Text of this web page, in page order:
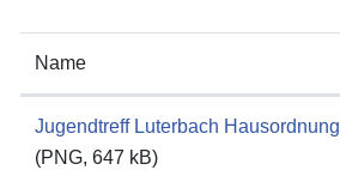
Name
Jugendtreff Luterbach Hausordnung
(PNG, 647 kB)